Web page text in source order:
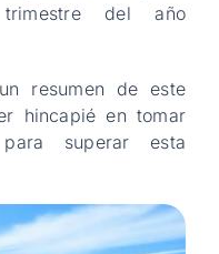
del año
resumen de este
hincapié en tomar
superar esta